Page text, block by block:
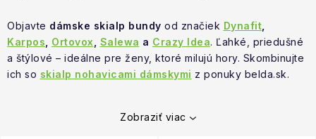
OBLEČENIE
OBUV
Objavte dámske skialp bundy od značiek Dynafit
Karpos
Ortovox Salewa a Crazy Idea. Ľahké, priedušné
a štýlové – ideálne pre ženy, ktoré milujú hory. Skombinujte
ich so skialp nohavicami dámskymi z ponuky belda.sk.
Zobraziť viac